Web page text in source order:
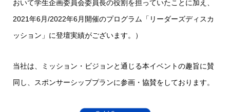
おいて学生企画委員会委員長の役割を担っていたことに加え、
2021年6月/2022年6月開催のプログラム「リーダーズディスカ
ッション」に登壇実績がございます。）
当社は、ミッション・ビジョンと通じる本イベントの趣旨に賛
同し、スポンサーシッププランに参画・協賛をしております。